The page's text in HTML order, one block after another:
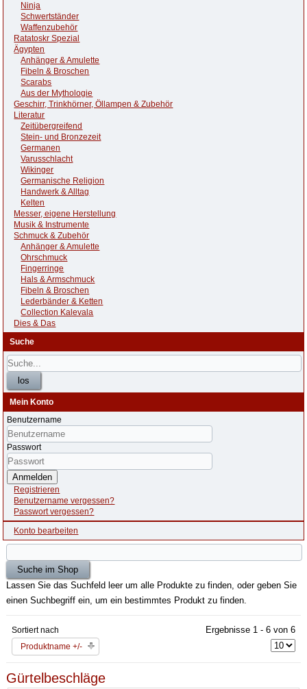
Ninja
Schwertständer
Waffenzubehör
Ratatoskr Spezial
Ägypten
Anhänger & Amulette
Fibeln & Broschen
Scarabs
Aus der Mythologie
Geschirr, Trinkhörner, Öllampen & Zubehör
Literatur
Zeitübergreifend
Stein- und Bronzezeit
Germanen
Varusschlacht
Wikinger
Germanische Religion
Handwerk & Alltag
Kelten
Messer, eigene Herstellung
Musik & Instrumente
Schmuck & Zubehör
Anhänger & Amulette
Ohrschmuck
Fingerringe
Hals & Armschmuck
Fibeln & Broschen
Lederbänder & Ketten
Collection Kalevala
Dies & Das
Suche
Mein Konto
Benutzername
Passwort
Anmelden
Registrieren
Benutzername vergessen?
Passwort vergessen?
Konto bearbeiten
Lassen Sie das Suchfeld leer um alle Produkte zu finden, oder geben Sie
einen Suchbegriff ein, um ein bestimmtes Produkt zu finden.
Sortiert nach
Produktname +/-
Ergebnisse 1 - 6 von 6
Gürtelbeschläge